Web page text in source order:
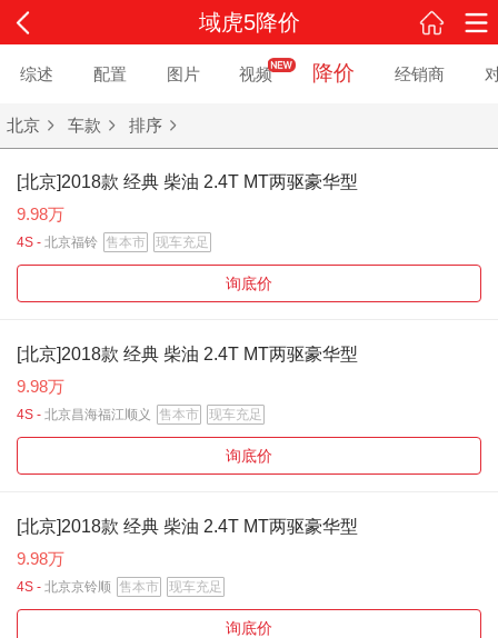
域虎5降价
综述 配置 图片 视频 降价 经销商
北京 车款 排序
[北京]2018款 经典 柴油 2.4T MT两驱豪华型
9.98万
4S - 北京福铃 售本市 现车充足
询底价
[北京]2018款 经典 柴油 2.4T MT两驱豪华型
9.98万
4S - 北京昌海福江顺义 售本市 现车充足
询底价
[北京]2018款 经典 柴油 2.4T MT两驱豪华型
9.98万
4S - 北京京铃顺 售本市 现车充足
询底价